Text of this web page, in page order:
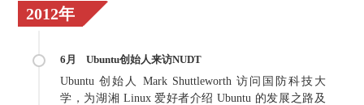
2012年
6月 Ubuntu创始人来访NUDT
Ubuntu 创始人 Mark Shuttleworth 访问国防科技大
学，为湖湘 Linux 爱好者介绍 Ubuntu 的发展之路及